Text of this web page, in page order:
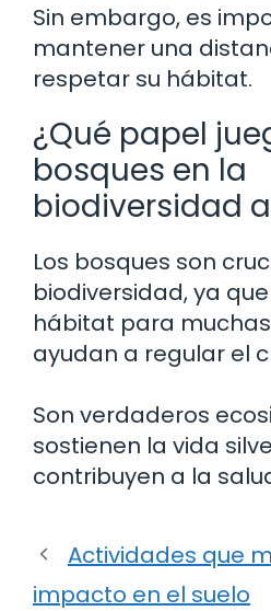
Sin embargo, es
mantener una
respetar su hábitat.
¿Qué papel
bosques en la
biodiversidad
Los bosques son
biodiversidad, ya
hábitat para
ayudan a regular el
Son verdaderos
sostienen la vida
contribuyen a la
Actividades que
impacto en el suelo